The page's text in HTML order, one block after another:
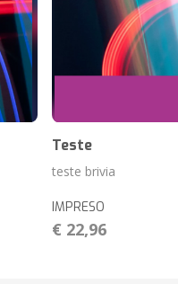
Teste
teste brivia
IMPRESO
€ 22,96